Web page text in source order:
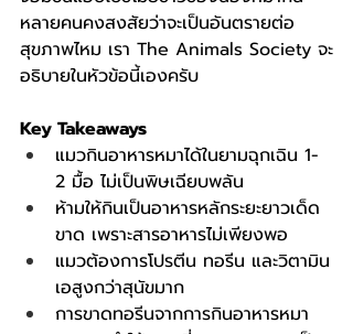
หลายคนคงสงสัยว่าจะเป็นอันตรายต่อ
สุขภาพไหม เรา The Animals Society จะ
อธิบายในหัวข้อนี้เองครับ
Key Takeaways
แมวกินอาหารหมาได้ในยามฉุกเฉิน 1-
2 มื้อ ไม่เป็นพิษเฉียบพลัน
ห้ามให้กินเป็นอาหารหลักระยะยาวเด็ด
ขาด เพราะสารอาหารไม่เพียงพอ
แมวต้องการโปรตีน ทอรีน และวิตามิน
เอสูงกว่าสุนัขมาก
การขาดทอรีนจากการกินอาหารหมา